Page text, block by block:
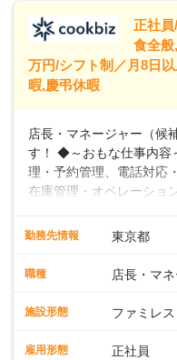
います。
正社
食全
万円/シフト制／月8日
暇,慶弔休暇
店長・マネージャー（候
す！ ◆～おもな仕事内容
理・予約管理、電話対応
在庫管理・オペレーショ
入社後はスキルに合わせ
向上を目指すDX推進～ ◆
スタッフの働きやすさを
や歩行数が約40%も削減
勤務先情報 東京都
職種 店長・マ
施設形態 ファミレス
雇用形態 正社員